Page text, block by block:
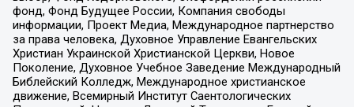
фонд, Фонд Будущее России, Компания свободы
информации, Проект Медиа, Международное партнерство
за права человека, Духовное Управление Евангельских
Христиан Украинской Христианской Церкви, Новое
Поколение, Духовное Учебное Заведение Международный
Библейский Колледж, Международное христианское
движение, Всемирный Институт Саентологических